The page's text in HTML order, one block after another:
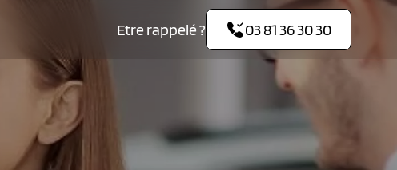
Etre rappelé ? 03 81 36 30 30